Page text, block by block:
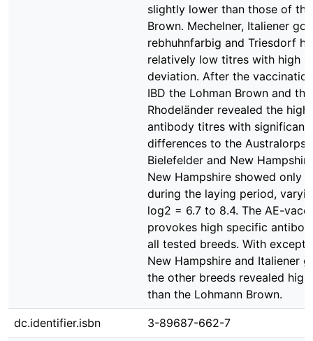
slightly lower than those of
Brown. Mechelner, Italiener
rebhuhnfarbig and Triesdorf
relatively low titres with high
deviation. After the
IBD the Lohman Brown and the
Rhodeländer revealed the
antibody titres with significant
differences to the Australorps,
Bielefelder and New
New Hampshire showed only
during the laying period,
log2 = 6.7 to 8.4. The AE-
provokes high specific
all tested breeds. With
New Hampshire and Italiener
the other breeds revealed
than the Lohmann Brown.
dc.identifier.isbn 3-89687-662-7